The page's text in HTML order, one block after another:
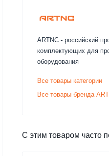
ARTNC - российский
комплектующих для
оборудования
Все товары категории
Все товары бренда
С этим товаром часто